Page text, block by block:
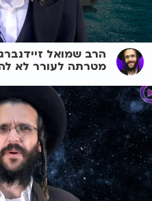
הרב שמואל
מטרתה לעורר לא